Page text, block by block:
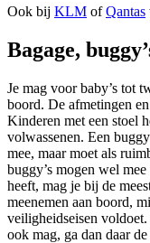
Ook bij KLM ofQantas
Bagage,
Je mag voor baby’s tot
boord. De afmetingen
Kinderen met een stoel
volwassenen. Een
mee, maar moet als
buggy’s mogen wel
heeft, mag je bij de
meenemen aan boord,
veiligheidseisen
ook mag, ga dan daar